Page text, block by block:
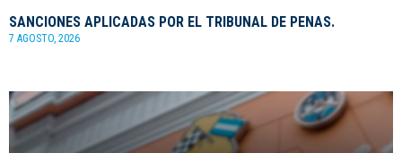
SANCIONES APLICADAS POR EL TRIBUNAL DE PENAS.
7 AGOSTO, 2026